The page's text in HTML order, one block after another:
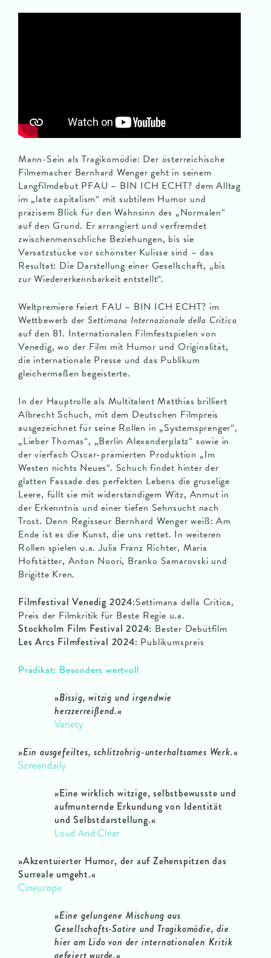
Mann-Sein als Tragikomödie: Der österreichische
Filmemacher Bernhard Wenger geht in seinem
Langfilmdebut PFAU – BIN ICH ECHT? dem Alltag
im „late capitalism“ mit subtilem Humor und
präzisem Blick für den Wahnsinn des „Normalen“
auf den Grund. Er arrangiert und verfremdet
zwischenmenschliche Beziehungen, bis sie
Versatzstücke vor schönster Kulisse sind – das
Resultat: Die Darstellung einer Gesellschaft, „bis
zur Wiedererkennbarkeit entstellt“.
Weltpremiere feiert FAU – BIN ICH ECHT? im
Wettbewerb derSettimana Internazionale della Critica
auf den 81. Internationalen Filmfestspielen von
Venedig, wo der Film mit Humor und Originalität,
die internationale Presse und das Publikum
gleichermaßen begeisterte.
In der Hauptrolle als Multitalent Matthias brilliert
Albrecht Schuch, mit dem Deutschen Filmpreis
ausgezeichnet für seine Rollen in „Systemsprenger“,
„Lieber Thomas“, „Berlin Alexanderplatz“ sowie in
der vierfach Oscar-prämierten Produktion „Im
Westen nichts Neues“. Schuch findet hinter der
glatten Fassade des perfekten Lebens die gruselige
Leere, füllt sie mit widerständigem Witz, Anmut in
der Erkenntnis und einer tiefen Sehnsucht nach
Trost. Denn Regisseur Bernhard Wenger weiß: Am
Ende ist es die Kunst, die uns rettet. In weiteren
Rollen spielen u.a. Julia Franz Richter, Maria
Hofstätter, Anton Noori, Branko Samarovski und
Brigitte Kren.
Filmfestival Venedig 2024:Settimana della Critica,
Preis der Filmkritik für Beste Regie u.a.
Stockholm Film Festival 2024: Bester Debütfilm
Les Arcs Filmfestival 2024: Publikumspreis
Prädikat: Besonders wertvoll
»Bissig, witzig und irgendwie
herzzerreißend.«
Variety
»Ein ausgefeiltes, schlitzohrig-unterhaltsames Werk.«
Screendaily
»Eine wirklich witzige, selbstbewusste und
aufmunternde Erkundung von Identität
und Selbstdarstellung.«
Loud And Clear
»Akzentuierter Humor, der auf Zehenspitzen das
Surreale umgeht.«
Cineuropa
»Eine gelungene Mischung aus
Gesellschafts-Satire und Tragikomödie, die
hier am Lido von der internationalen Kritik